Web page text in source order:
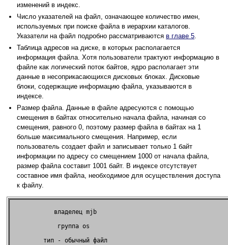
изменений в индекс.
Число указателей на файл, означающее количество имен,
используемых при поиске файла в иерархии каталогов.
Указатели на файл подробно рассматриваются в главе 5.
Таблица адресов на диске, в которых располагается
информация файла. Хотя пользователи трактуют информацию в
файле как логический поток байтов, ядро располагает эти
данные в несоприкасающихся дисковых блоках. Дисковые
блоки, содержащие информацию файла, указываются в
индексе.
Размер файла. Данные в файле адресуются с помощью
смещения в байтах относительно начала файла, начиная со
смещения, равного 0, поэтому размер файла в байтах на 1
больше максимального смещения. Например, если
пользователь создает файл и записывает только 1 байт
информации по адресу со смещением 1000 от начала файла,
размер файла составит 1001 байт. В индексе отсутствует
составное имя файла, необходимое для осуществления доступа
к файлу.
            владелец mjb
             группа os
         тип - обычный файл